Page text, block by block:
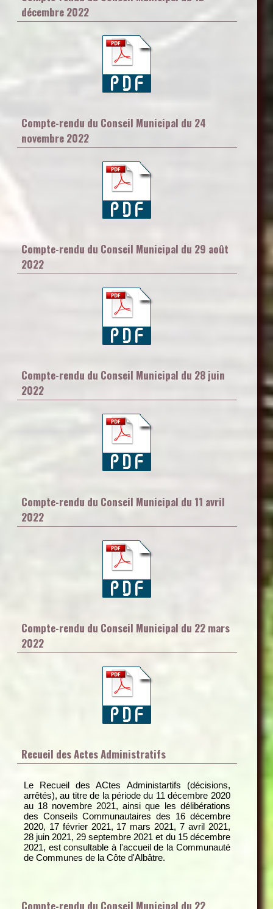
décembre 2022
Compte-rendu du Conseil Municipal du 24
novembre 2022
Compte-rendu du Conseil Municipal du 29 août
2022
Compte-rendu du Conseil Municipal du 28 juin
2022
Compte-rendu du Conseil Municipal du 11 avril
2022
Compte-rendu du Conseil Municipal du 22 mars
2022
Recueil des Actes Administratifs
Le Recueil des ACtes Administartifs (décisions,
arrêtés), au titre de la période du 11 décembre 2020
au 18 novembre 2021, ainsi que les délibérations
des Conseils Communautaires des 16 décembre
2020, 17 février 2021, 17 mars 2021, 7 avril 2021,
28 juin 2021, 29 septembre 2021 et du 15 décembre
2021, est consultable à l'accueil de la Communauté
de Communes de la Côte d'Albâtre.
Compte-rendu du Conseil Municipal du 22